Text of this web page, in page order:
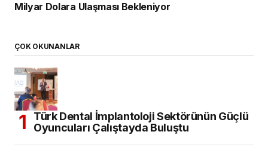
Milyar Dolara Ulaşması Bekleniyor
ÇOK OKUNANLAR
Türk Dental İmplantoloji Sektörünün Güçlü
Oyuncuları Çalıştayda Buluştu